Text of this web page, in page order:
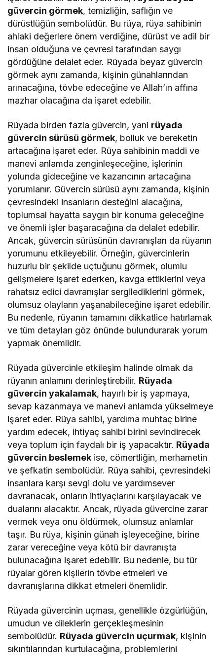
güvercin görmek, temizliğin, saflığın ve
dürüstlüğün sembolüdür. Bu rüya, rüya sahibinin
ahlaki değerlere önem verdiğine, dürüst ve adil bir
insan olduğuna ve çevresi tarafından saygı
gördüğüne delalet eder. Rüyada beyaz güvercin
görmek aynı zamanda, kişinin günahlarından
arınacağına, tövbe edeceğine ve Allah’ın affına
mazhar olacağına da işaret edebilir.
Rüyada birden fazla güvercin, yani rüyada
güvercin sürüsü görmek, bolluk ve bereketin
artacağına işaret eder. Rüya sahibinin maddi ve
manevi anlamda zenginleşeceğine, işlerinin
yolunda gideceğine ve kazancının artacağına
yorumlanır. Güvercin sürüsü aynı zamanda, kişinin
çevresindeki insanların desteğini alacağına,
toplumsal hayatta saygın bir konuma geleceğine
ve önemli işler başaracağına da delalet edebilir.
Ancak, güvercin sürüsünün davranışları da rüyanın
yorumunu etkileyebilir. Örneğin, güvercinlerin
huzurlu bir şekilde uçtuğunu görmek, olumlu
gelişmelere işaret ederken, kavga ettiklerini veya
rahatsız edici davranışlar sergilediklerini görmek,
olumsuz olayların yaşanabileceğine işaret edebilir.
Bu nedenle, rüyanın tamamını dikkatlice hatırlamak
ve tüm detayları göz önünde bulundurarak yorum
yapmak önemlidir.
Rüyada güvercinle etkileşim halinde olmak da
rüyanın anlamını derinleştirebilir. Rüyada
güvercin yakalamak, hayırlı bir iş yapmaya,
sevap kazanmaya ve manevi anlamda yükselmeye
işaret eder. Rüya sahibi, yardıma muhtaç birine
yardım edecek, ihtiyaç sahibi birini sevindirecek
veya toplum için faydalı bir iş yapacaktır. Rüyada
güvercin beslemek ise, cömertliğin, merhametin
ve şefkatin sembolüdür. Rüya sahibi, çevresindeki
insanlara karşı sevgi dolu ve yardımsever
davranacak, onların ihtiyaçlarını karşılayacak ve
dualarını alacaktır. Ancak, rüyada güvercine zarar
vermek veya onu öldürmek, olumsuz anlamlar
taşır. Bu rüya, kişinin günah işleyeceğine, birine
zarar vereceğine veya kötü bir davranışta
bulunacağına işaret edebilir. Bu nedenle, bu tür
rüyalar gören kişilerin tövbe etmeleri ve
davranışlarına dikkat etmeleri önemlidir.
Rüyada güvercinin uçması, genellikle özgürlüğün,
umudun ve dileklerin gerçekleşmesinin
sembolüdür. Rüyada güvercin uçurmak, kişinin
sıkıntılarından kurtulacağına, problemlerini